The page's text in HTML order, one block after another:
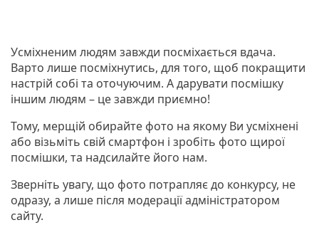
Усміхненим людям завжди посміхається вдача.
Варто лише посміхнутись, для того, щоб покращити
настрій собі та оточуючим. А дарувати посмішку
іншим людям – це завжди приємно!
Тому, мерщій обирайте фото на якому Ви усміхнені
або візьміть свій смартфон і зробіть фото щирої
посмішки, та надсилайте його нам.
Зверніть увагу, що фото потрапляє до конкурсу, не
одразу, а лише після модерації адміністратором
сайту.